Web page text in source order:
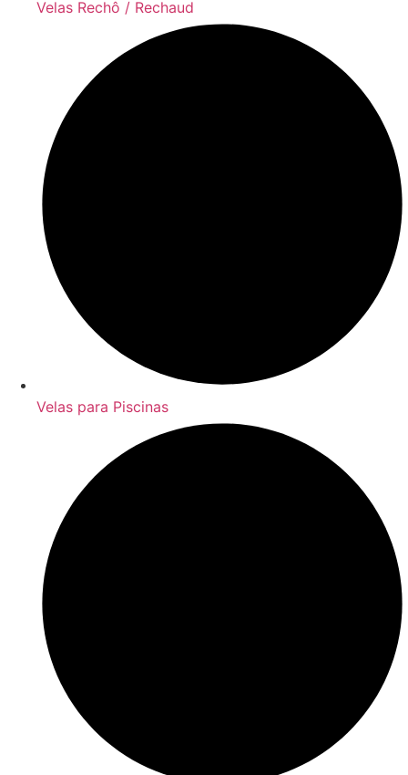
Velas Rechô / Rechaud
Velas para Piscinas